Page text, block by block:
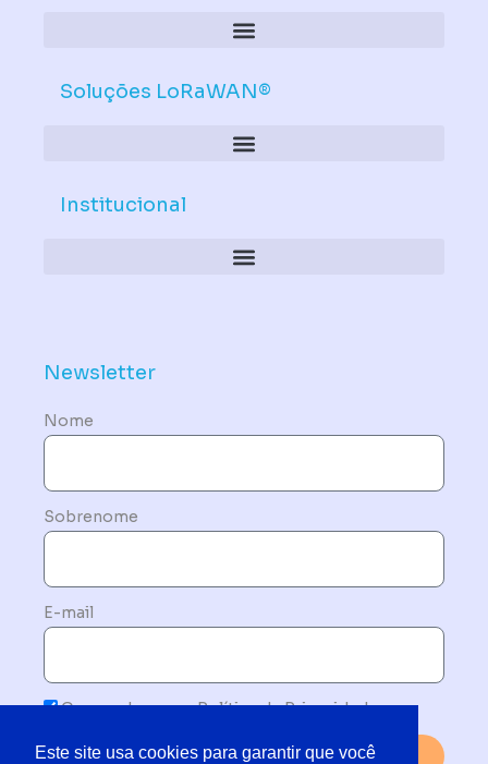
Este site usa cookies para garantir que você
Soluções LoRaWAN®
Institucional
Newsletter
Nome
Sobrenome
E-mail
Concordo com a Política de Privacidade
Enviar